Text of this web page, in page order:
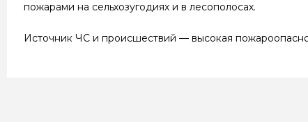
пожарами на сельхозугодиях и в лесополосах.
Источник ЧС и происшествий — высокая